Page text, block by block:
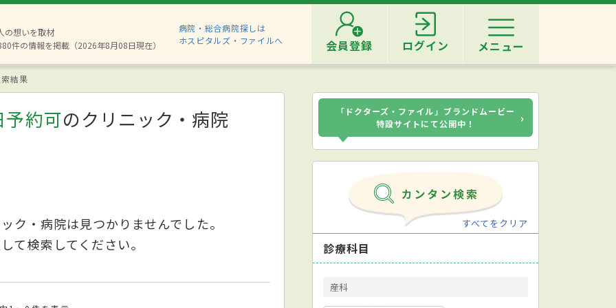
の想いを取材
件の情報を掲載（2026年8月08日現在）
病院・総合病院探しは
ホスピタルズ・ファイルへ
会員登録 ログイン メニュー
結果
約可のクリニック・病院
ク・病院は見つかりませんでした。
て検索してください。
「ドクターズ・ファイル」ブランドムービー
特設サイトにて公開中！
›
すべてをクリア
診療科目
産科